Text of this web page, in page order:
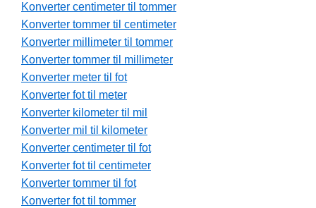
Konverter centimeter til tommer
Konverter tommer til centimeter
Konverter millimeter til tommer
Konverter tommer til millimeter
Konverter meter til fot
Konverter fot til meter
Konverter kilometer til mil
Konverter mil til kilometer
Konverter centimeter til fot
Konverter fot til centimeter
Konverter tommer til fot
Konverter fot til tommer